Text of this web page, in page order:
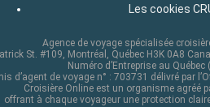
Les cookies
Agence de voyage spécialisée
St. #109, Montréal, Québec H3K 0A8
Numéro d’Entreprise au
d’agent de voyage n° : 703731 délivré par
Croisière Online est un organisme agréé
offrant à chaque voyageur une protection